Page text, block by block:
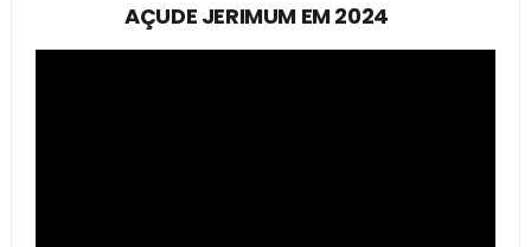
AÇUDE JERIMUM EM 2024